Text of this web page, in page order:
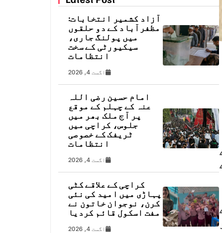
آزاد کشمیر انتخابات:
مظفرآباد کے دو حلقوں
میں پولنگ جاری،
سیکیورٹی کے سخت
انتظامات
اگست 4, 2026
امام حسین رضی اللہ
عنہ کے چہلم کے موقع
پر آج ملک بھر میں
جلوس، کراچی میں
ٹریفک کے خصوصی
انتظامات
اگست 4, 2026
کراچی کے علاقے کٹی
پہاڑی میں امید کی نئی
کرن، نوجوان خاتون نے
مفت اسکول قائم کردیا
اگست 4, 2026